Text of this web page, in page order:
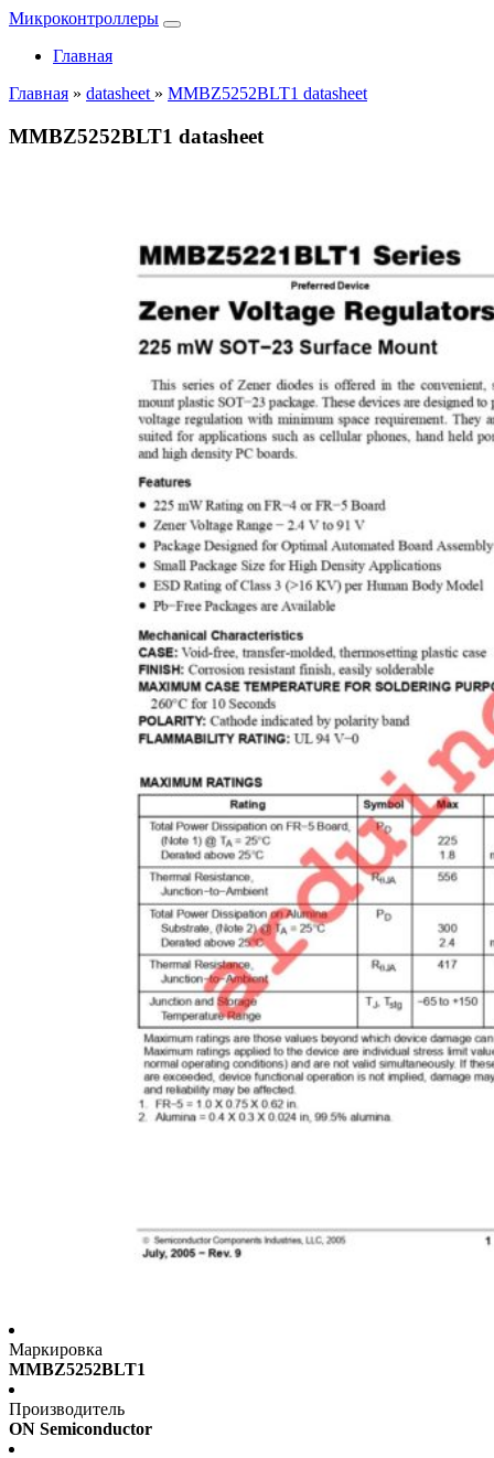
Микроконтроллеры
Главная
Главная » datasheet » MMBZ5252BLT1 datasheet
MMBZ5252BLT1 datasheet
Маркировка
MMBZ5252BLT1
Производитель
ON Semiconductor